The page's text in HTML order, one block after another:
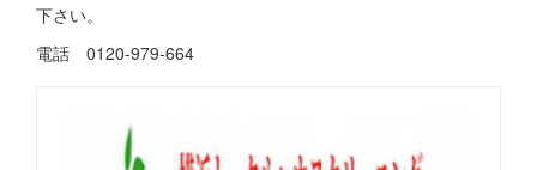
下さい。
電話 0120-979-664